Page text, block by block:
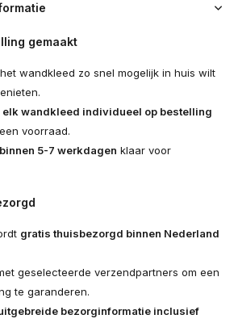
gemaakt
wandkleed zo snel mogelijk in huis wilt
elk wandkleed individueel op bestelling
voorraad.
binnen 5-7 werkdagen klaar voor
gratis thuisbezorgd binnen Nederland
geselecteerde verzendpartners om een
te garanderen.
bezorginformatie inclusief